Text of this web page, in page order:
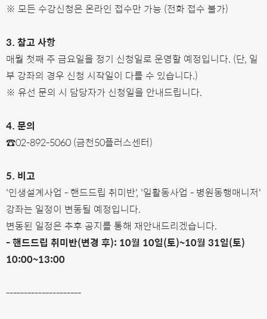
※ 모든 수강신청은 온라인 접수만 가능 (전화 접수 불가)
3. 참고 사항
매월 첫째 주 금요일을 정기 신청일로 운영할 예정입니다. (단, 일
부 강좌의 경우 신청 시작일이 다를 수 있습니다.)
※ 유선 문의 시 담당자가 신청일을 안내드립니다.
4. 문의
☎02-892-5060 (금천50플러스센터)
5. 비고
'인생설계사업 - 핸드드립 취미반', '일활동사업 - 병원동행매니저'
강좌는 일정이 변동될 예정입니다.
변동된 일정은 추후 공지를 통해 재안내드리겠습니다.
- 핸드드립 취미반(변경 후): 10월 10일(토)~10월 31일(토)
10:00~13:00
---------------------